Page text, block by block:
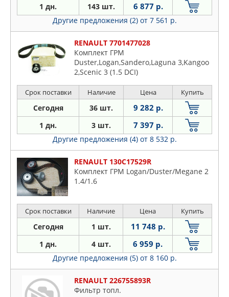
1 дн. 143 шт. 6 877 р.
Другие предложения (2) от 7 561 р.
RENAULT 7701477028
Комплект ГРМ
Duster,Logan,Sandero,Laguna 3,Kangoo
2,Scenic 3 (1.5 DCI)
Срок поставки Наличие Цена Купить
Сегодня 36 шт. 9 282 р.
1 дн. 3 шт. 7 397 р.
Другие предложения (4) от 8 532 р.
RENAULT 130C17529R
Комплект ГРМ Logan/Duster/Megane 2
1.4/1.6
Срок поставки Наличие Цена Купить
Сегодня 1 шт. 11 748 р.
1 дн. 4 шт. 6 959 р.
Другие предложения (5) от 8 160 р.
RENAULT 226755893R
Фильтр топл.